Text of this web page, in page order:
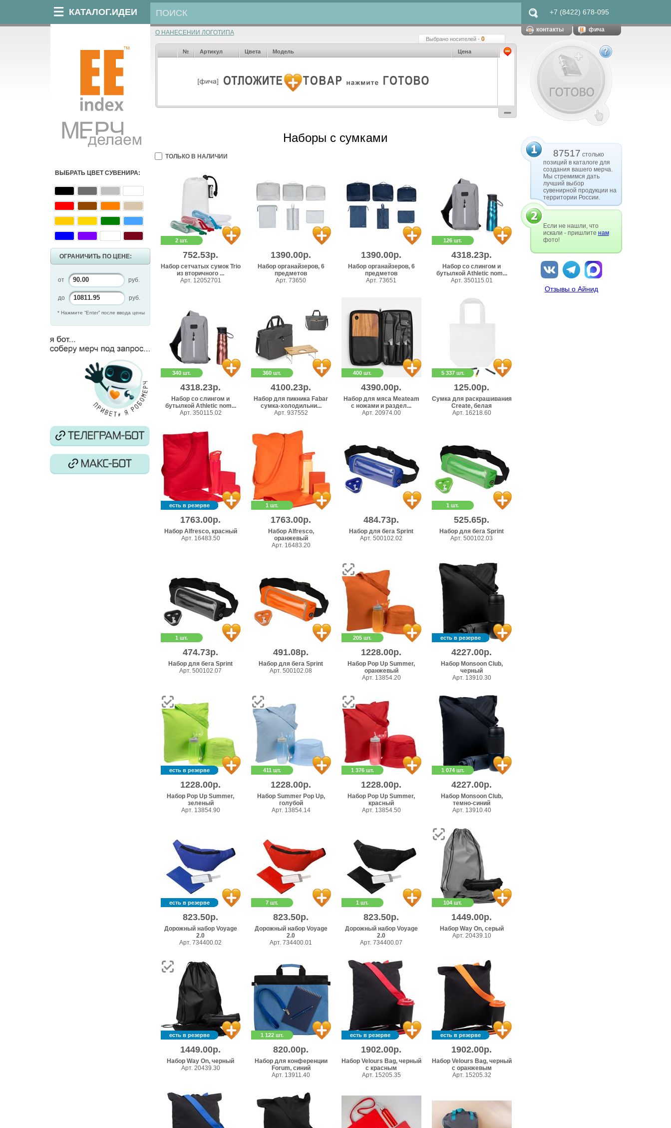
КАТАЛОГ.ИДЕИ +7 (8422) 678-095
ВЫБРАТЬ ЦВЕТ СУВЕНИРА:
ОГРАНИЧИТЬ ПО ЦЕНЕ:
от руб.
до руб.
* Нажмите “Enter” после ввода цены
О НАНЕСЕНИИ ЛОГОТИПА
Выбрано носителей - 0
№ Артикул Цвета Модель Цена
ТОЛЬКО В НАЛИЧИИ
Наборы с сумками
2 шт.
752.53р.
Набор сетчатых сумок Trio
из вторичного ...
Арт. 12052701
1390.00р.
Набор органайзеров, 6
предметов
Арт. 73650
1390.00р.
Набор органайзеров, 6
предметов
Арт. 73651
126 шт.
4318.23р.
Набор со слингом и
бутылкой Athletic nom...
Арт. 350115.01
340 шт.
4318.23р.
Набор со слингом и
бутылкой Athletic nom...
Арт. 350115.02
360 шт.
4100.23р.
Набор для пикника Fabar
сумка-холодильни...
Арт. 937552
400 шт.
4390.00р.
Набор для мяса Meateam
с ножами и раздел...
Арт. 20974.00
5 337 шт.
125.00р.
Сумка для раскрашивания
Create, белая
Арт. 16218.60
есть в резерве
1763.00р.
Набор Alfresco, красный
Арт. 16483.50
1 шт.
1763.00р.
Набор Alfresco,
оранжевый
Арт. 16483.20
484.73р.
Набор для бега Sprint
Арт. 500102.02
1 шт.
525.65р.
Набор для бега Sprint
Арт. 500102.03
1 шт.
474.73р.
Набор для бега Sprint
Арт. 500102.07
491.08р.
Набор для бега Sprint
Арт. 500102.08
205 шт.
1228.00р.
Набор Pop Up Summer,
оранжевый
Арт. 13854.20
есть в резерве
4227.00р.
Набор Monsoon Club,
черный
Арт. 13910.30
есть в резерве
1228.00р.
Набор Pop Up Summer,
зеленый
Арт. 13854.90
411 шт.
1228.00р.
Набор Summer Pop Up,
голубой
Арт. 13854.14
1 376 шт.
1228.00р.
Набор Pop Up Summer,
красный
Арт. 13854.50
1 074 шт.
4227.00р.
Набор Monsoon Club,
темно-синий
Арт. 13910.40
есть в резерве
823.50р.
Дорожный набор Voyage
2.0
Арт. 734400.02
7 шт.
823.50р.
Дорожный набор Voyage
2.0
Арт. 734400.01
1 шт.
823.50р.
Дорожный набор Voyage
2.0
Арт. 734400.07
104 шт.
1449.00р.
Набор Way On, серый
Арт. 20439.10
есть в резерве
1449.00р.
Набор Way On, черный
Арт. 20439.30
1 122 шт.
820.00р.
Набор для конференции
Forum, синий
Арт. 13911.40
есть в резерве
1902.00р.
Набор Velours Bag, черный
с красным
Арт. 15205.35
есть в резерве
1902.00р.
Набор Velours Bag, черный
с оранжевым
Арт. 15205.32
контакты фича
87517 столько
позиций в каталоге для
создания вашего мерча.
Мы стремимся дать
лучший выбор
сувенирной продукции на
территории России.
Если не нашли, что
искали - пришлите нам
фото!
Отзывы о Айнид